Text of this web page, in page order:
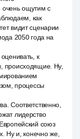
очень ощутим с
как
видит сценарии
2050 года на
к
происходящие. Ну,
процессы
Соответственно,
лидерство
союз
Ну и, конечно же,